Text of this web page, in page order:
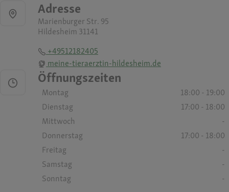
Adresse
Marienburger Str. 95
Hildesheim 31141
+49512182405
meine-tieraerztin-hildesheim.de
Öffnungszeiten
Montag
18:00 - 19:00
Dienstag
17:00 - 18:00
Mittwoch
-
Donnerstag
17:00 - 18:00
Freitag
-
Samstag
-
Sonntag
-